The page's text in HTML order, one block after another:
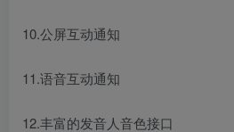
10.公屏互动通知
11.语音互动通知
12.丰富的发音人音色接口